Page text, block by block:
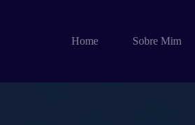
Home Sobre Mim